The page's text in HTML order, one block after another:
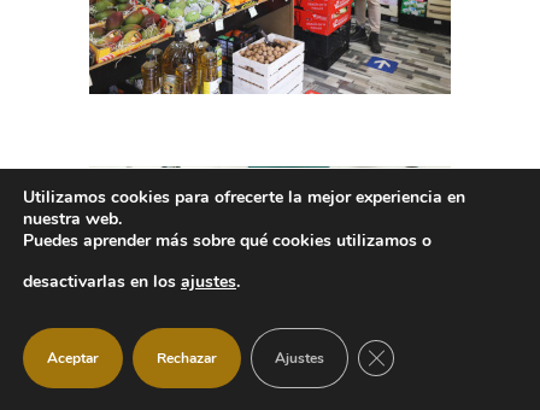
Utilizamos cookies para ofrecerte la mejor experiencia en
nuestra web.
Puedes aprender más sobre qué cookies utilizamos o
desactivarlas en los ajustes.
Aceptar Rechazar Ajustes CERRAR EL